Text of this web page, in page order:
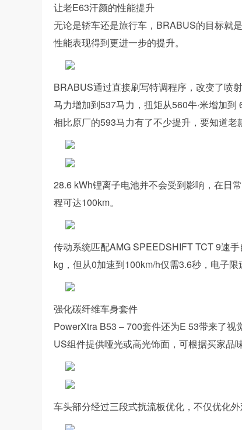
让老E63汗颜的性能提升
无论是轿车还是旅行车，BRABUS的目标就
性能表现得到更进一步的提升。
BRABUS通过直接刷写特调程序，改变了喷
马力增加到537马力，扭矩从560牛·米增加到
相比原厂的593马力有了不少提升，要知道老
28.6 kWh锂离子电池并不会受到影响，在日
程可达100km。
传动系统匹配AMG SPEEDSHIFT TCT 9速
kg，但从0加速到100km/h仅需3.6秒，电子限
强化碳纤维车身套件
PowerXtra B53 – 700套件还为E 53带来了
US组件提供哑光或高光饰面，可根据买家品
车头部分经过三段式扰流板优化，不仅优化